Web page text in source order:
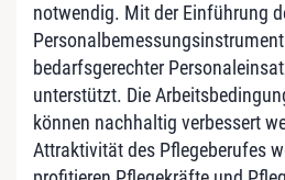
notwendig. Mit der Einführung
bedarfsgerechter
unterstützt. Die
können nachhaltig verbessert
Attraktivität des Pflegeberufes